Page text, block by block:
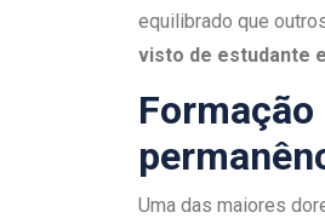
equilibrado que
visto de estudante
Uma das maiores